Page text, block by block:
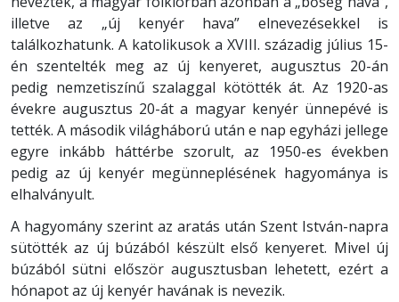
illetve az „új kenyér hava” elnevezésekkel is
találkozhatunk. A katolikusok a XVIII. századig július 15-
én szentelték meg az új kenyeret, augusztus 20-án
pedig nemzetiszínű szalaggal kötötték át. Az 1920-as
évekre augusztus 20-át a magyar kenyér ünnepévé is
tették. A második világháború után e nap egyházi jellege
egyre inkább háttérbe szorult, az 1950-es években
pedig az új kenyér megünneplésének hagyománya is
elhalványult.
A hagyomány szerint az aratás után Szent István-napra
sütötték az új búzából készült első kenyeret. Mivel új
búzából sütni először augusztusban lehetett, ezért a
hónapot az új kenyér havának is nevezik.